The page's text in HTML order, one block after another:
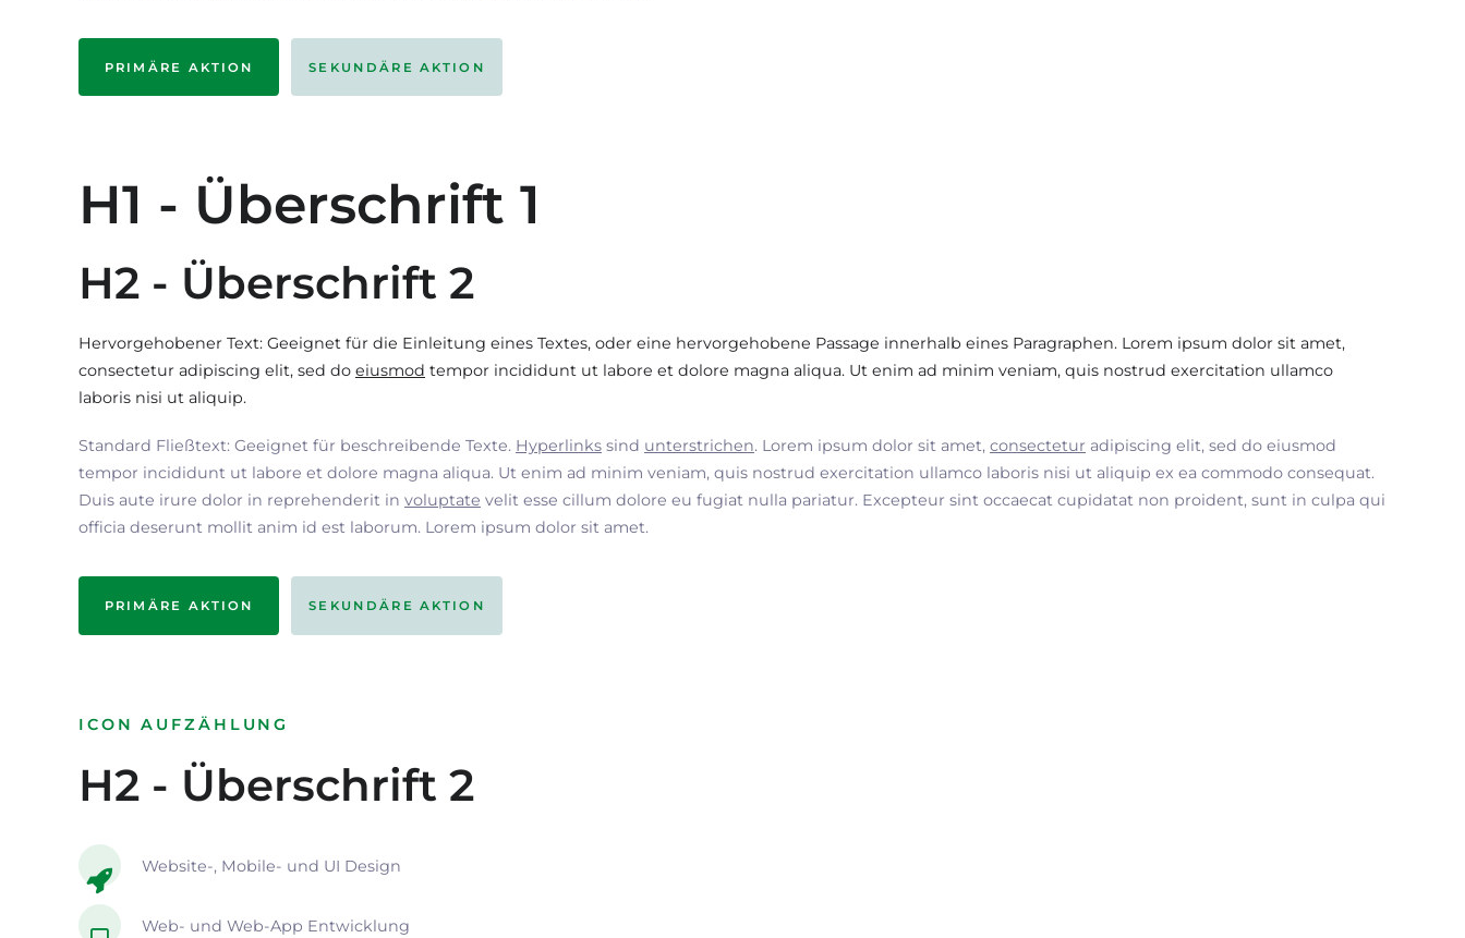
PRIMÄRE AKTION SEKUNDÄRE AKTION
H1 - Überschrift 1
H2 - Überschrift 2
Hervorgehobener Text: Geeignet für die Einleitung eines Textes, oder eine hervorgehobene Passage innerhalb eines Paragraphen. Lorem ipsum dolor sit amet,
consectetur adipiscing elit, sed do eiusmod tempor incididunt ut labore et dolore magna aliqua. Ut enim ad minim veniam, quis nostrud exercitation ullamco
laboris nisi ut aliquip.
Standard Fließtext: Geeignet für beschreibende Texte. Hyperlinks sind unterstrichen. Lorem ipsum dolor sit amet, consectetur adipiscing elit, sed do eiusmod
tempor incididunt ut labore et dolore magna aliqua. Ut enim ad minim veniam, quis nostrud exercitation ullamco laboris nisi ut aliquip ex ea commodo consequat.
Duis aute irure dolor in reprehenderit in voluptate velit esse cillum dolore eu fugiat nulla pariatur. Excepteur sint occaecat cupidatat non proident, sunt in culpa qui
officia deserunt mollit anim id est laborum. Lorem ipsum dolor sit amet.
PRIMÄRE AKTION SEKUNDÄRE AKTION
ICON AUFZÄHLUNG
H2 - Überschrift 2
Website-, Mobile- und UI Design
Web- und Web-App Entwicklung